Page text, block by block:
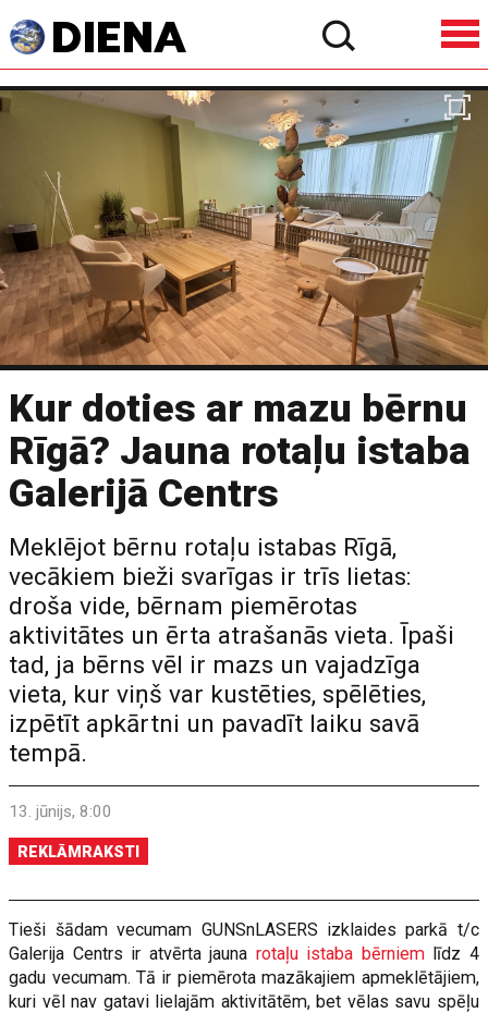
Kur doties ar mazu bērnu
Rīgā? Jauna rotaļu istaba
Galerijā Centrs
Meklējot bērnu rotaļu istabas Rīgā,
vecākiem bieži svarīgas ir trīs lietas:
droša vide, bērnam piemērotas
aktivitātes un ērta atrašanās vieta. Īpaši
tad, ja bērns vēl ir mazs un vajadzīga
vieta, kur viņš var kustēties, spēlēties,
izpētīt apkārtni un pavadīt laiku savā
tempā.
13. jūnijs, 8:00
REKLĀMRAKSTI
Tieši šādam vecumam GUNSnLASERS izklaides parkā t/c
Galerija Centrs ir atvērta jauna rotaļu istaba bērniemlīdz 4
gadu vecumam. Tā ir piemērota mazākajiem apmeklētājiem,
kuri vēl nav gatavi lielajām aktivitātēm, bet vēlas savu spēļu